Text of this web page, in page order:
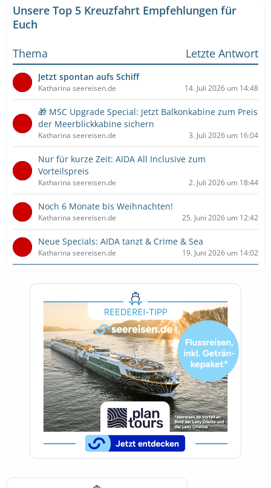
Für mich ist tolles Essen prima, aber vordergründig sind
Unsere Top 5 Kreuzfahrt Empfehlungen für
Euch
Thema
Letzte Antwort
Jetzt spontan aufs Schiff
Katharina seereisen.de 14. Juli 2026 um 14:48
🎁 MSC Upgrade Special: Jetzt Balkonkabine zum Preis
der Meerblickkabine sichern
Katharina seereisen.de 3. Juli 2026 um 16:04
Nur für kurze Zeit: AIDA All Inclusive zum
Vorteilspreis
Katharina seereisen.de 2. Juli 2026 um 18:44
Noch 6 Monate bis Weihnachten!
Katharina seereisen.de 25. Juni 2026 um 12:42
Neue Specials: AIDA tanzt & Crime & Sea
Katharina seereisen.de 19. Juni 2026 um 14:02